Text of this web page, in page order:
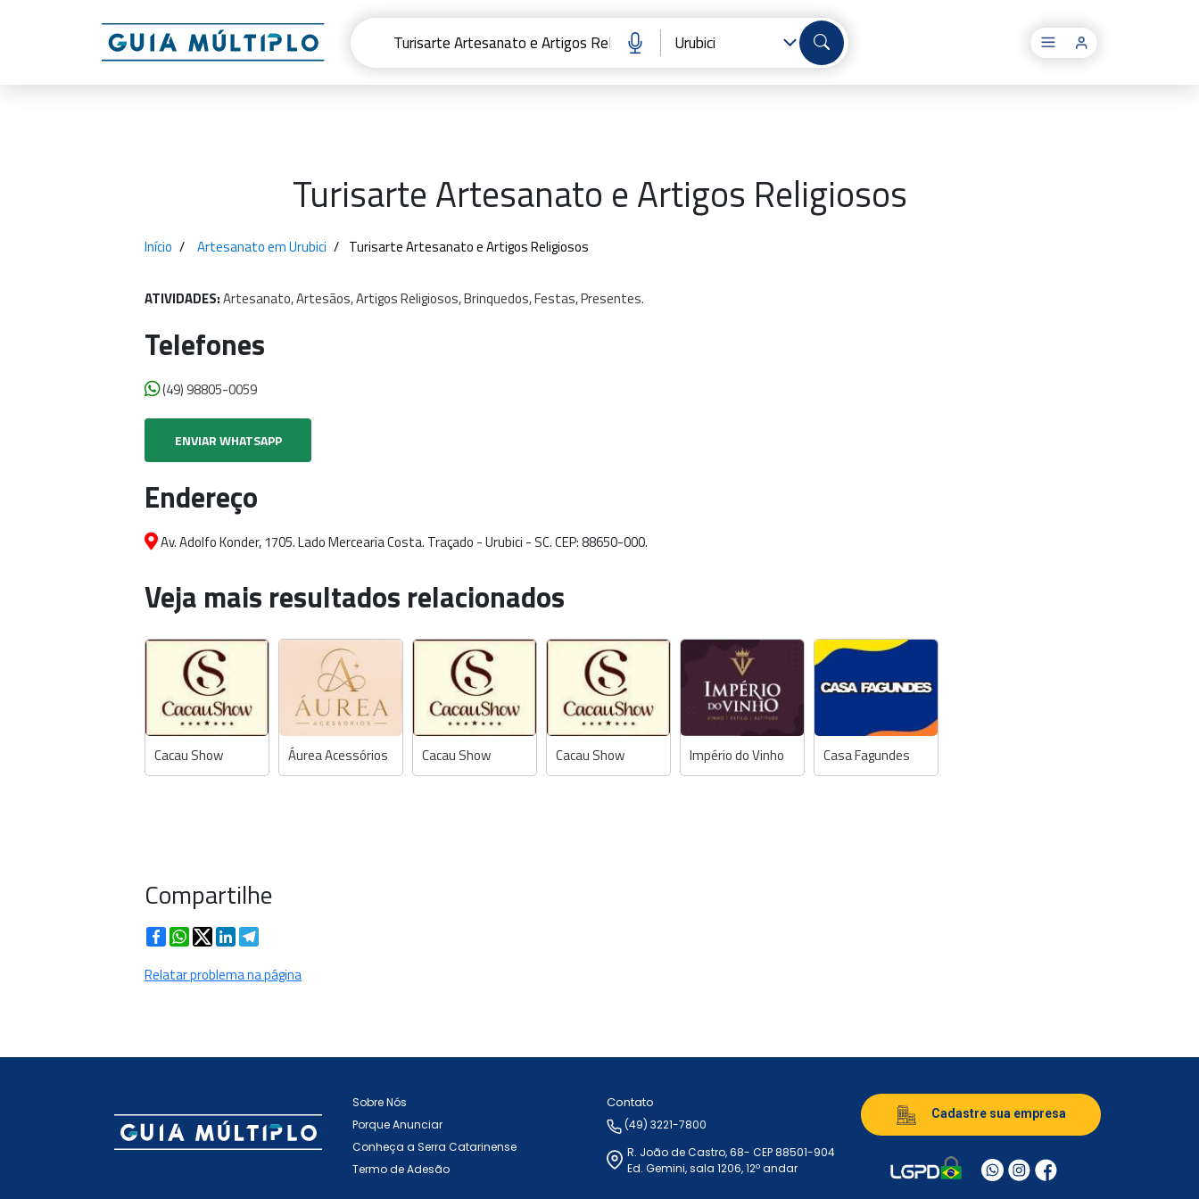
Turisarte Artesanato e Artigos Religiosos
Início Artesanato em Urubici Turisarte Artesanato e Artigos Religiosos
ATIVIDADES:Artesanato,Artesãos,ArtigosReligiosos,Brinquedos,Festas,Presentes.
Telefones
(49) 98805-0059
ENVIAR WHATSAPP
Endereço
Av. Adolfo Konder, 1705. Lado Mercearia Costa. Traçado - Urubici - SC. CEP: 88650-000.
Veja mais resultados relacionados
Cacau Show Áurea Acessórios Cacau Show Cacau Show Império do Vinho Casa Fagundes
Compartilhe
FacebookWhatsApp
TwitterLinkedIn
Relatar problema na página
Sobre Nós
Porque Anunciar
Conheça a Serra Catarinense
Termo de Adesão
Contato
(49) 3221-7800
R. João de Castro, 68- CEP 88501-904
Ed. Gemini, sala 1206, 12º andar
Cadastre sua empresa